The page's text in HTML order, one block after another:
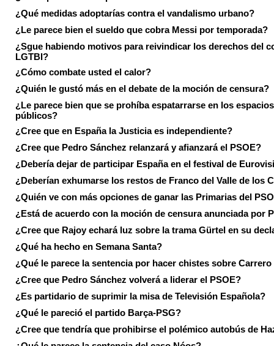
¿Qué medidas adoptarías contra el vandalismo urbano?
¿Le parece bien el sueldo que cobra Messi por temporada?
¿Sgue habiendo motivos para reivindicar los derechos del
LGTBI?
¿Cómo combate usted el calor?
¿Quién le gustó más en el debate de la moción de censura?
¿Le parece bien que se prohíba espatarrarse en los espacios
públicos?
¿Cree que en España la Justicia es independiente?
¿Cree que Pedro Sánchez relanzará y afianzará el PSOE?
¿Debería dejar de participar España en el festival de
¿Deberían exhumarse los restos de Franco del Valle de los
¿Quién ve con más opciones de ganar las Primarias del
¿Está de acuerdo con la moción de censura anunciada por
¿Cree que Rajoy echará luz sobre la trama Gürtel en su
¿Qué ha hecho en Semana Santa?
¿Qué le parece la sentencia por hacer chistes sobre
¿Cree que Pedro Sánchez volverá a liderar el PSOE?
¿Es partidario de suprimir la misa de Televisión Española?
¿Qué le pareció el partido Barça-PSG?
¿Cree que tendría que prohibirse el polémico autobús de